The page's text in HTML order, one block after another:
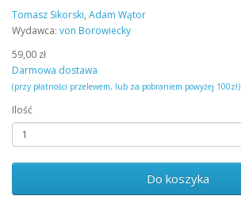
Tomasz Sikorski, Adam Wątor
Wydawca: von Borowiecky
59,00 zł
Darmowa dostawa
(przy płatności przelewem, lub za pobraniem powyżej 100zł)
Ilość
Do koszyka